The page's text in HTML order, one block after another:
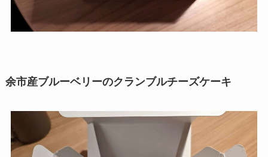
余市産ブルーベリーのクランブルチーズケーキ